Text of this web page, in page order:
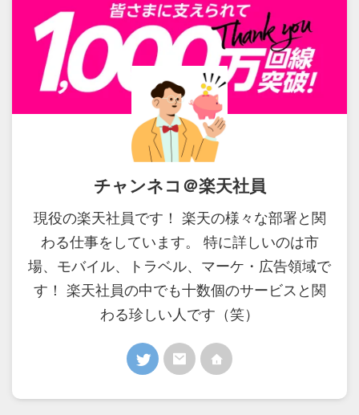
チャンネコ＠楽天社員
現役の楽天社員です！ 楽天の様々な部署と関
わる仕事をしています。 特に詳しいのは市
場、モバイル、トラベル、マーケ・広告領域で
す！ 楽天社員の中でも十数個のサービスと関
わる珍しい人です（笑）